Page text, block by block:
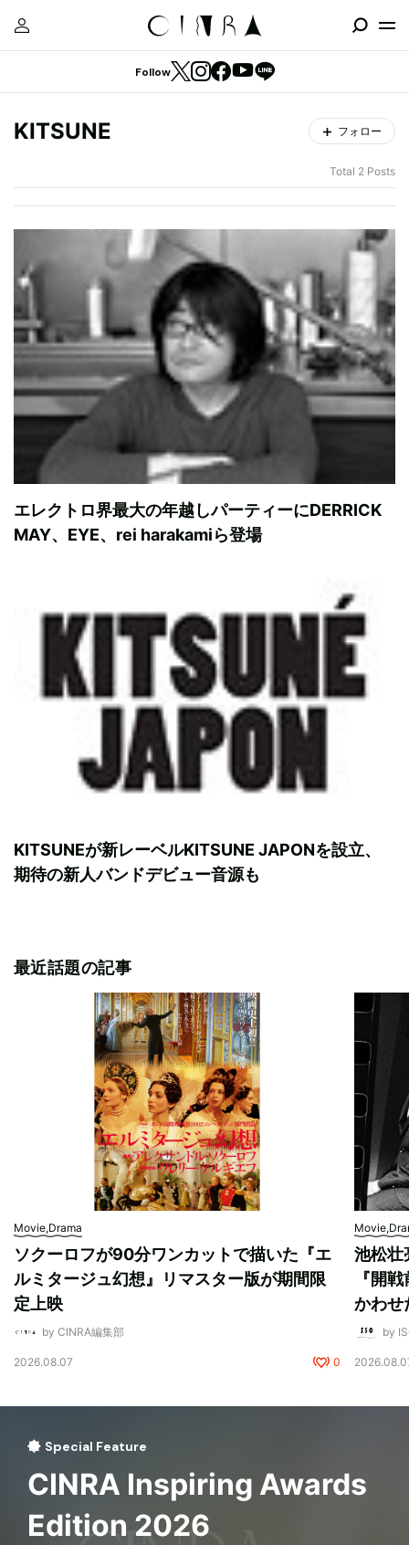
Follow
KITSUNE フォロー
Total 2 Posts
エレクトロ界最大の年越しパーティーにDERRICK
MAY、EYE、rei harakamiら登場
KITSUNEが新レーベルKITSUNE JAPONを設立、
期待の新人バンドデビュー音源も
最近話題の記事
Movie,Drama
ソクーロフが90分ワンカットで描いた『エ
ルミタージュ幻想』リマスター版が期間限
定上映
by CINRA編集部
2026.08.07 0
池松壮
『開
かわせ
by
Special Feature
CINRA Inspiring Awards
Edition 2026